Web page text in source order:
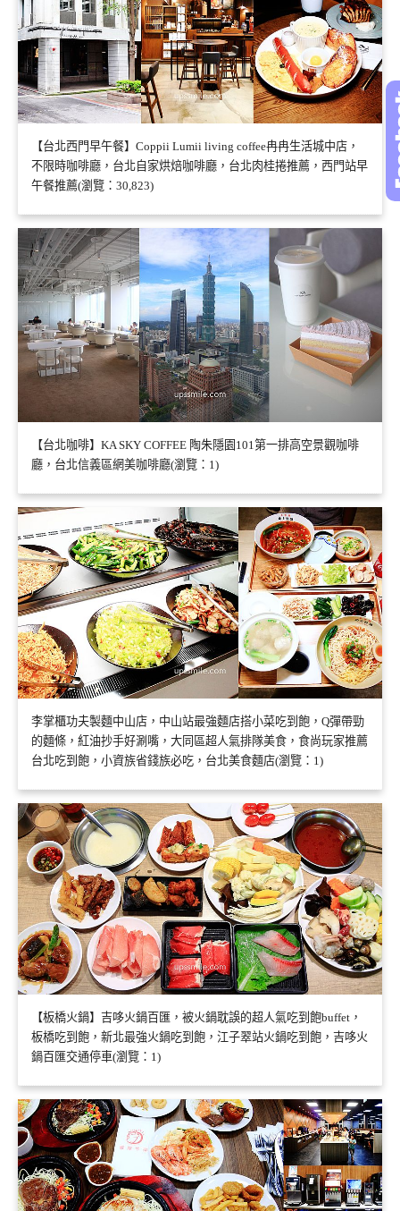
【台北西門早午餐】Coppii Lumii living coffee冉冉生活城中店，
不限時咖啡廳，台北自家烘焙咖啡廳，台北肉桂捲推薦，西門站早
午餐推薦(瀏覽：30,823)
【台北咖啡】KA SKY COFFEE 陶朱隱園101第一排高空景觀咖啡
廳，台北信義區網美咖啡廳(瀏覽：1)
李掌櫃功夫製麵中山店，中山站最強麵店搭小菜吃到飽，Q彈帶勁
的麵條，紅油抄手好涮嘴，大同區超人氣排隊美食，食尚玩家推薦
台北吃到飽，小資族省錢族必吃，台北美食麵店(瀏覽：1)
【板橋火鍋】吉哆火鍋百匯，被火鍋耽誤的超人氣吃到飽buffet，
板橋吃到飽，新北最強火鍋吃到飽，江子翠站火鍋吃到飽，吉哆火
鍋百匯交通停車(瀏覽：1)